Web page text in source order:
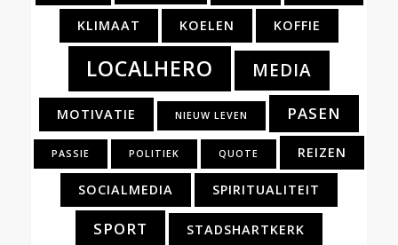
KLIMAAT KOELEN KOFFIE
LOCALHERO MEDIA
MOTIVATIE NIEUW LEVEN PASEN
PASSIE POLITIEK QUOTE REIZEN
SOCIALMEDIA SPIRITUALITEIT
SPORT STADSHARTKERK